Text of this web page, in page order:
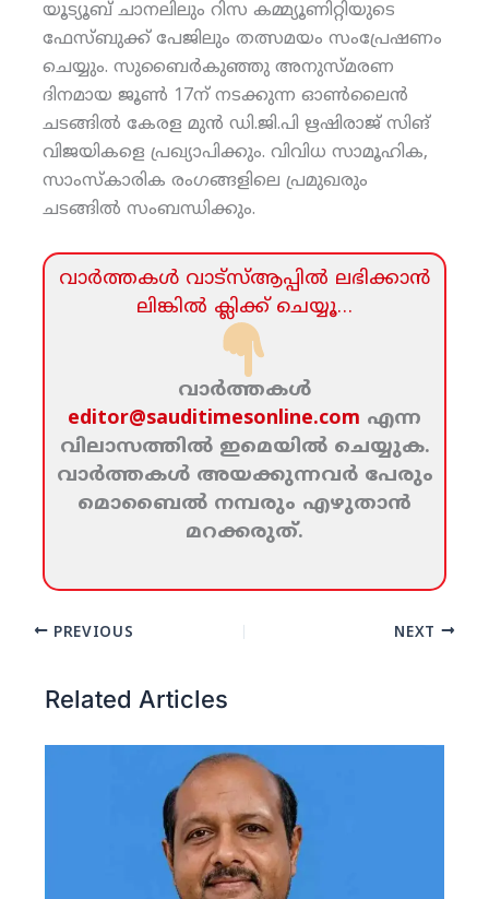
യൂട്യൂബ് ചാനലിലും റിസ കമ്മ്യൂണിറ്റിയുടെ
ഫേസ്ബുക്ക് പേജിലും തത്സമയം സംപ്രേഷണം
ചെയ്യും. സുബൈര്‍കുഞ്ഞു അനുസ്മരണ
ദിനമായ ജൂണ്‍ 17ന് നടക്കുന്ന ഓണ്‍ലൈന്‍
ചടങ്ങില്‍ കേരള മുന്‍ ഡി.ജി.പി ഋഷിരാജ് സിങ്
വിജയികളെ പ്രഖ്യാപിക്കും. വിവിധ സാമൂഹിക,
സാംസ്‌കാരിക രംഗങ്ങളിലെ പ്രമുഖരും
ചടങ്ങില്‍ സംബന്ധിക്കും.
വാര്‍ത്തകള്‍ വാട്‌സ്‌ആപ്പില്‍ ലഭിക്കാന്‍
ലിങ്കില്‍ ക്ലിക്ക്‌ ചെയ്യൂ…
വാര്‍ത്തകള്‍
editor@sauditimesonline.com എന്ന
വിലാസത്തില്‍ ഇമെയില്‍ ചെയ്യുക.
വാര്‍ത്തകള്‍ അയക്കുന്നവര്‍ പേരും
മൊബൈല്‍ നമ്പരും എഴുതാന്‍
മറക്കരുത്‌.
PREVIOUS NEXT
Related Articles